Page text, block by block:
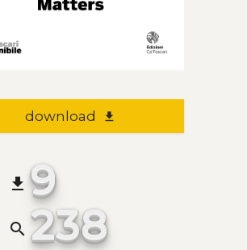
download file_download
file_download 9
search 238